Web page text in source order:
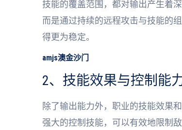
技能的覆盖范围，都对输出产生着
而是通过持续的远程攻击与技能的
得更为稳定。
amjs澳金沙门
2、技能效果与控制能
除了输出能力外，职业的技能效果
强大的控制技能，可以有效地限制